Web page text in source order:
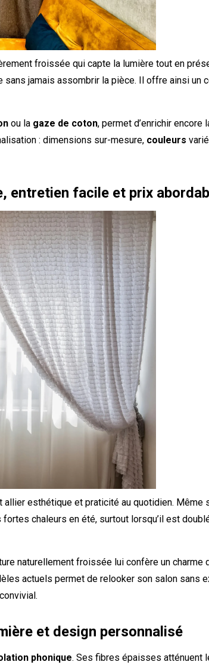
froissée qui capte la lumière tout en
jamais assombrir la pièce. Il offre ainsi
ou la gaze de coton, permet d’enrichir
: dimensions sur-mesure, couleurs
entretien facile et prix
allier esthétique et praticité au quotidien. Même
chaleurs en été, surtout lorsqu’il est
naturellement froissée lui confère un
actuels permet de relooker son salon sans
et design personnalisé
phonique. Ses fibres épaisses atténuent